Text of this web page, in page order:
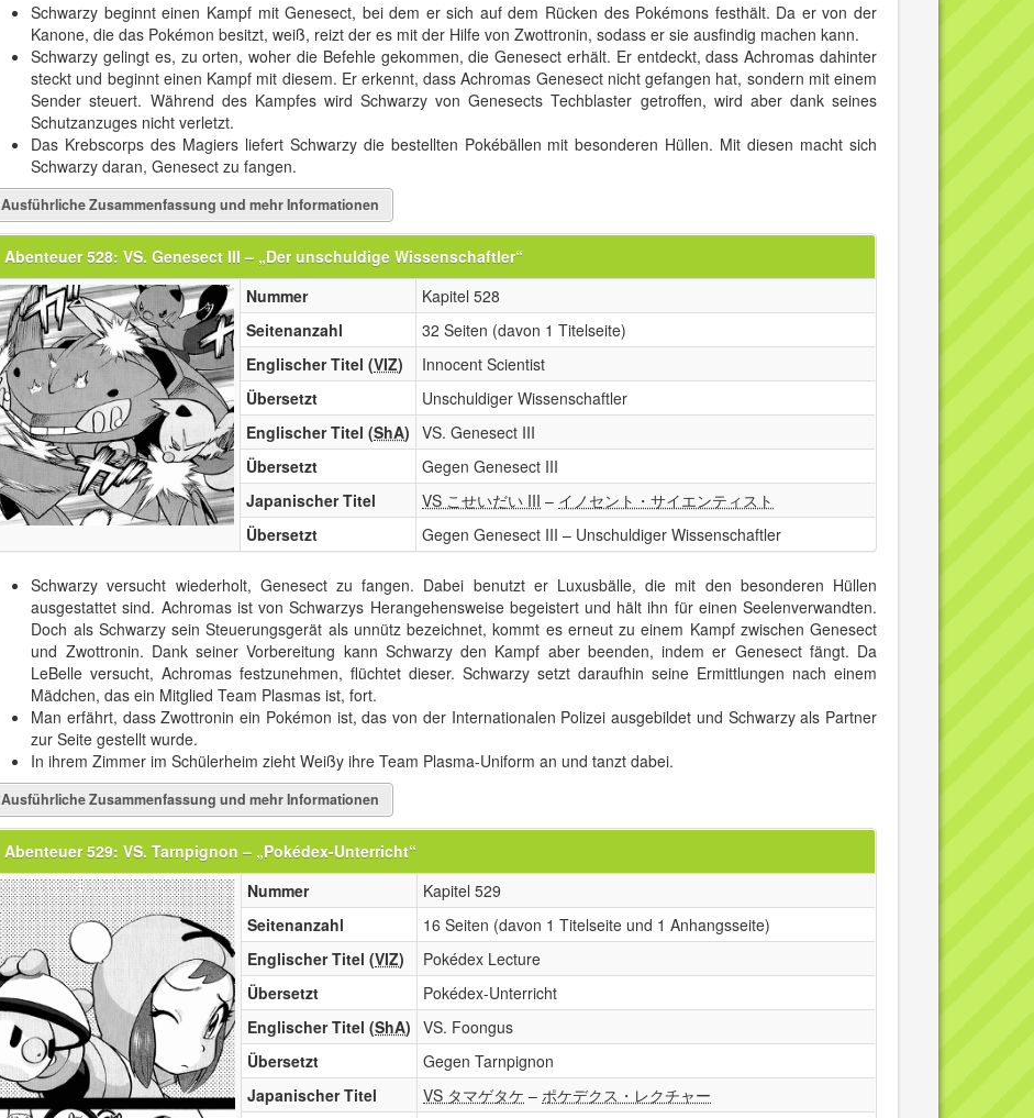
Schwarzy beginnt einen Kampf mit Genesect, bei dem er sich auf dem Rücken des Pokémons festhält. Da er von der
Kanone, die das Pokémon besitzt, weiß, reizt der es mit der Hilfe von Zwottronin, sodass er sie ausfindig machen kann.
Schwarzy gelingt es, zu orten, woher die Befehle gekommen, die Genesect erhält. Er entdeckt, dass Achromas dahinter
steckt und beginnt einen Kampf mit diesem. Er erkennt, dass Achromas Genesect nicht gefangen hat, sondern mit einem
Sender steuert. Während des Kampfes wird Schwarzy von Genesects Techblaster getroffen, wird aber dank seines
Schutzanzuges nicht verletzt.
Das Krebscorps des Magiers liefert Schwarzy die bestellten Pokébällen mit besonderen Hüllen. Mit diesen macht sich
Schwarzy daran, Genesect zu fangen.
Ausführliche Zusammenfassung und mehr Informationen
Abenteuer 528: VS. Genesect III – „Der unschuldige Wissenschaftler“
Nummer
Kapitel 528
Seitenanzahl
32 Seiten (davon 1 Titelseite)
Englischer Titel (VIZ)
Innocent Scientist
Übersetzt
Unschuldiger Wissenschaftler
Englischer Titel (ShA)
VS. Genesect III
Übersetzt
Gegen Genesect III
Japanischer Titel
VS こせいだい III – イノセント・サイエンティスト
Übersetzt
Gegen Genesect III – Unschuldiger Wissenschaftler
Schwarzy versucht wiederholt, Genesect zu fangen. Dabei benutzt er Luxusbälle, die mit den besonderen Hüllen
ausgestattet sind. Achromas ist von Schwarzys Herangehensweise begeistert und hält ihn für einen Seelenverwandten.
Doch als Schwarzy sein Steuerungsgerät als unnütz bezeichnet, kommt es erneut zu einem Kampf zwischen Genesect
und Zwottronin. Dank seiner Vorbereitung kann Schwarzy den Kampf aber beenden, indem er Genesect fängt. Da
LeBelle versucht, Achromas festzunehmen, flüchtet dieser. Schwarzy setzt daraufhin seine Ermittlungen nach einem
Mädchen, das ein Mitglied Team Plasmas ist, fort.
Man erfährt, dass Zwottronin ein Pokémon ist, das von der Internationalen Polizei ausgebildet und Schwarzy als Partner
zur Seite gestellt wurde.
In ihrem Zimmer im Schülerheim zieht Weißy ihre Team Plasma-Uniform an und tanzt dabei.
Ausführliche Zusammenfassung und mehr Informationen
Abenteuer 529: VS. Tarnpignon – „Pokédex-Unterricht“
Nummer
Kapitel 529
Seitenanzahl
16 Seiten (davon 1 Titelseite und 1 Anhangsseite)
Englischer Titel (VIZ)
Pokédex Lecture
Übersetzt
Pokédex-Unterricht
Englischer Titel (ShA)
VS. Foongus
Übersetzt
Gegen Tarnpignon
Japanischer Titel
VS タマゲタケ –ポケデクス・レクチャー